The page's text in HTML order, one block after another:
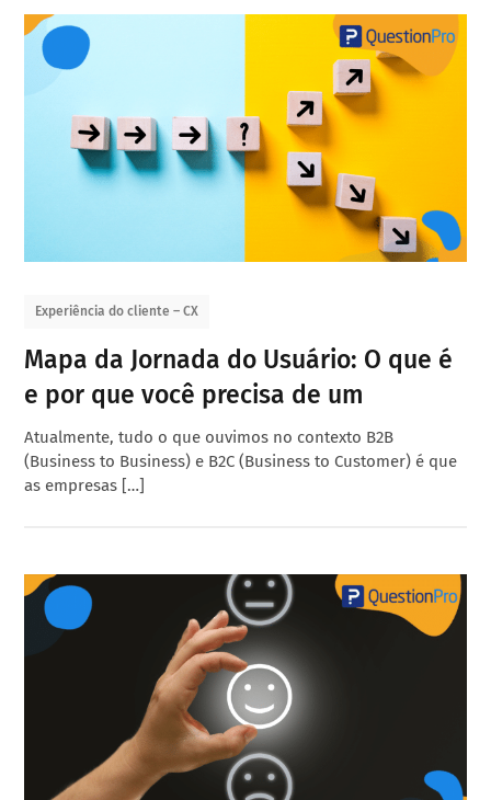
Experiência do cliente – CX
Mapa da Jornada do Usuário: O que é
e por que você precisa de um
Atualmente, tudo o que ouvimos no contexto B2B
(Business to Business) e B2C (Business to Customer) é que
as empresas […]